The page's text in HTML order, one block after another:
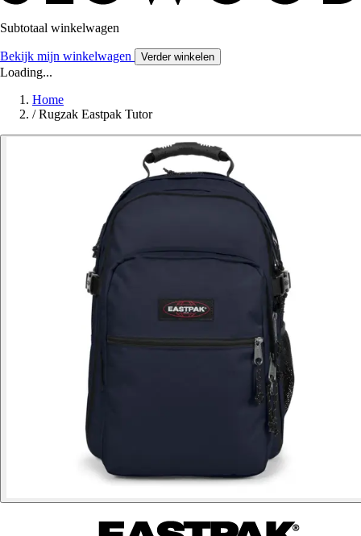
Subtotaal winkelwagen
Bekijk mijn winkelwagen Verder winkelen
Loading...
Home
/ Rugzak Eastpak Tutor